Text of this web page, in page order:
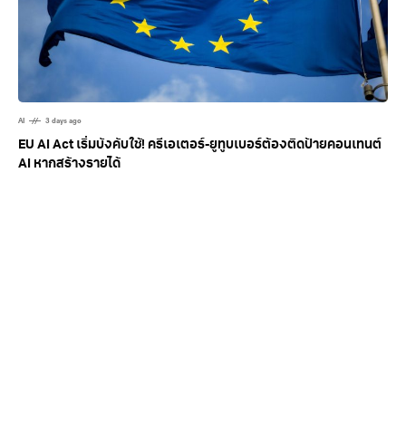
AI 3 days ago
EU AI Act เริ่มบังคับใช้! ครีเอเตอร์-ยูทูบเบอร์ต้องติดป้ายคอนเทนต์
AI หากสร้างรายได้